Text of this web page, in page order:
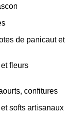
de panicaut et
fleurs
confitures
softs artisanaux